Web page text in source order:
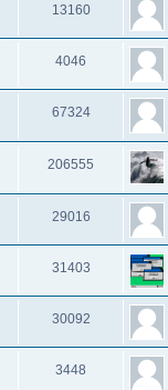
13160
4046
67324
206555
29016
31403
30092
3448